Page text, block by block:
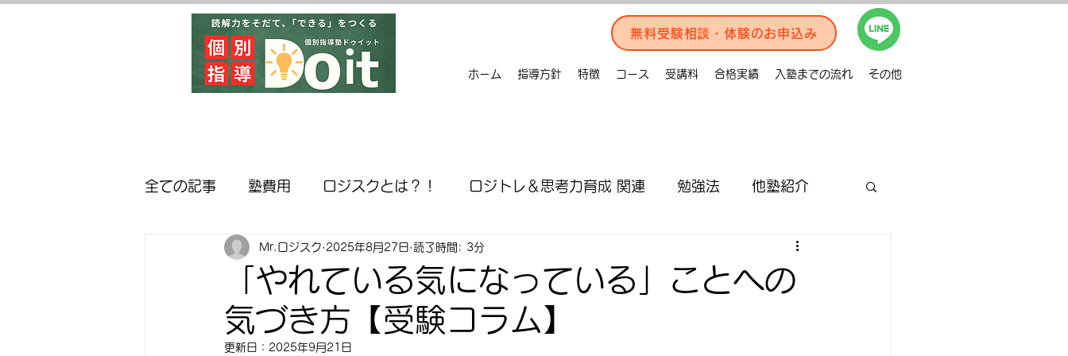
無料受験相談・体験のお申込み
ホーム 指導方針 特徴 コース 受講料 合格実績 入塾までの流れ その他
全ての記事 塾費用 ロジスクとは？！ ロジトレ＆思考力育成 関連 勉強法 他塾紹介
英検対策 近隣の学校紹介 AO＆推薦入試対策 合格体験記
「やれている気になっている」ことへの
気づき方【受験コラム】
Mr.ロジスク 2025年8月27日 読了時間: 3分
更新日： 2025年9月21日